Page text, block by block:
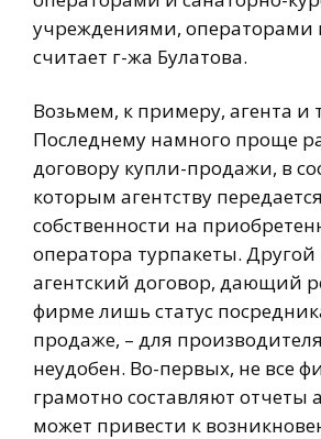
учреждениями, операторами
считает г-жа Булатова.
Возьмем, к примеру, агента и
Последнему намного проще
договору купли-продажи, в
которым агентству
собственности на
оператора турпакеты. Другой
агентский договор, дающий
фирме лишь статус
продаже, – для
неудобен. Во-первых, не все
грамотно составляют отчеты
может привести к